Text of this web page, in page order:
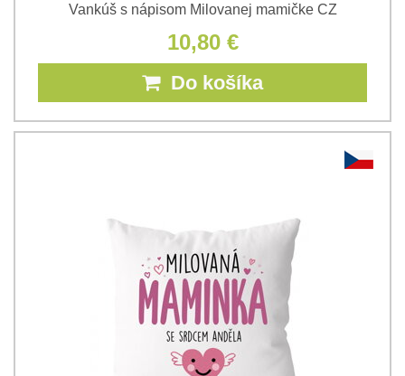
Vankúš s nápisom Milovanej mamičke CZ
10,80 €
Do košíka